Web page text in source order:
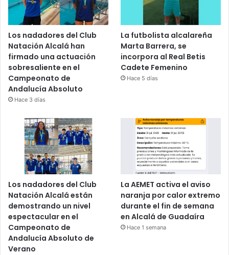
Los nadadores del Club
Natación Alcalá han
firmado una actuación
sobresaliente en el
Campeonato de
Andalucía Absoluto
Hace 3 días
La futbolista alcalareña
Marta Barrera, se
incorpora al Real Betis
Cadete Femenino
Hace 5 días
Los nadadores del Club
Natación Alcalá están
demostrando un nivel
espectacular en el
Campeonato de
Andalucía Absoluto de
Verano
La AEMET activa el aviso
naranja por calor extremo
durante el fin de semana
en Alcalá de Guadaíra
Hace 1 semana